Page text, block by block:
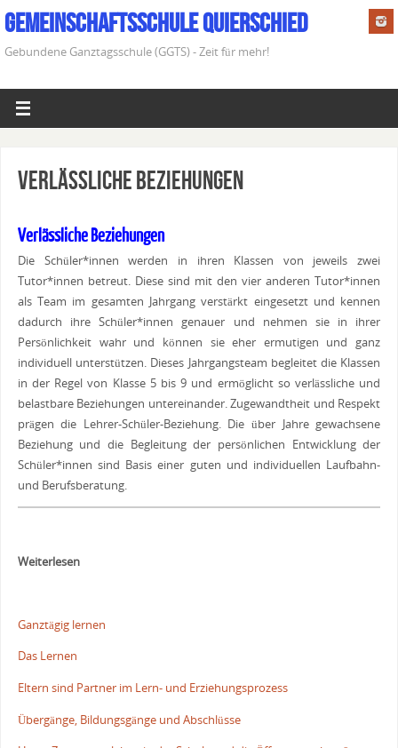
Gemeinschaftsschule Quierschied
Gebundene Ganztagsschule (GGTS) - Zeit für mehr!
Verlässliche Beziehungen
Verlässliche Beziehungen
Die Schüler*innen werden in ihren Klassen von jeweils zwei
Tutor*innen betreut. Diese sind mit den vier anderen Tutor*innen
als Team im gesamten Jahrgang verstärkt eingesetzt und kennen
dadurch ihre Schüler*innen genauer und nehmen sie in ihrer
Persönlichkeit wahr und können sie eher ermutigen und ganz
individuell unterstützen. Dieses Jahrgangsteam begleitet die Klassen
in der Regel von Klasse 5 bis 9 und ermöglicht so verlässliche und
belastbare Beziehungen untereinander. Zugewandtheit und Respekt
prägen die Lehrer-Schüler-Beziehung. Die über Jahre gewachsene
Beziehung und die Begleitung der persönlichen Entwicklung der
Schüler*innen sind Basis einer guten und individuellen Laufbahn-
und Berufsberatung.
Weiterlesen
Ganztägig lernen
Das Lernen
Eltern sind Partner im Lern- und Erziehungsprozess
Übergänge, Bildungsgänge und Abschlüsse